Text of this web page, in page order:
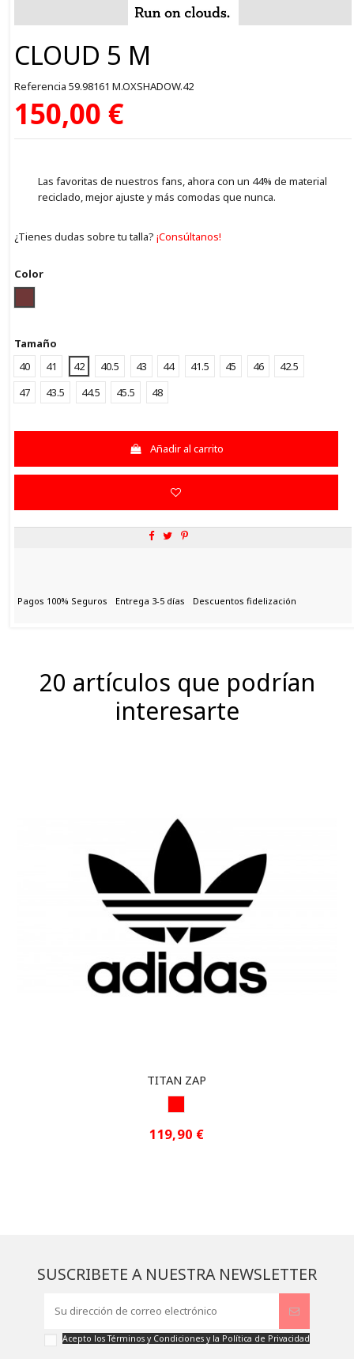
CLOUD 5 M
Referencia 59.98161 M.OXSHADOW.42
150,00 €
Las favoritas de nuestros fans, ahora con un 44% de material
reciclado, mejor ajuste y más comodas que nunca.
¿Tienes dudas sobre tu talla? ¡Consúltanos!
Color
Tamaño
40
41 42 40.5 43 44 41.5 45 46
42.5
47
43.5 44.5 45.5 48
Añadir al carrito
Pagos 100% Seguros Entrega 3-5 días Descuentos fidelización
20 artículos que podrían
interesarte
TITAN ZAP
119,90 €
SUSCRIBETE A NUESTRA NEWSLETTER
Acepto losTérminos y Condicionesy la Política de Privacidad